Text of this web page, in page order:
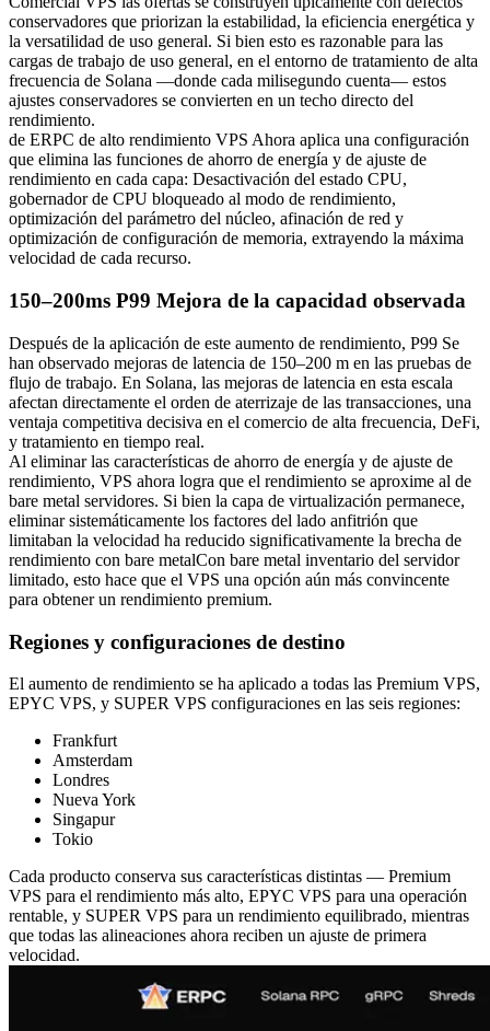
conservadores que priorizan la estabilidad, la eficiencia energética y
la versatilidad de uso general. Si bien esto es razonable para las
cargas de trabajo de uso general, en el entorno de tratamiento de alta
frecuencia de Solana —donde cada milisegundo cuenta— estos
ajustes conservadores se convierten en un techo directo del
rendimiento.
de ERPC de alto rendimiento VPS Ahora aplica una configuración
que elimina las funciones de ahorro de energía y de ajuste de
rendimiento en cada capa: Desactivación del estado CPU,
gobernador de CPU bloqueado al modo de rendimiento,
optimización del parámetro del núcleo, afinación de red y
optimización de configuración de memoria, extrayendo la máxima
velocidad de cada recurso.
150–200ms P99 Mejora de la capacidad observada
Después de la aplicación de este aumento de rendimiento, P99 Se
han observado mejoras de latencia de 150–200 m en las pruebas de
flujo de trabajo. En Solana, las mejoras de latencia en esta escala
afectan directamente el orden de aterrizaje de las transacciones, una
ventaja competitiva decisiva en el comercio de alta frecuencia, DeFi,
y tratamiento en tiempo real.
Al eliminar las características de ahorro de energía y de ajuste de
rendimiento, VPS ahora logra que el rendimiento se aproxime al de
bare metal servidores. Si bien la capa de virtualización permanece,
eliminar sistemáticamente los factores del lado anfitrión que
limitaban la velocidad ha reducido significativamente la brecha de
rendimiento con bare metalCon bare metal inventario del servidor
limitado, esto hace que el VPS una opción aún más convincente
para obtener un rendimiento premium.
Regiones y configuraciones de destino
El aumento de rendimiento se ha aplicado a todas las Premium VPS,
EPYC VPS, y SUPER VPS configuraciones en las seis regiones:
Frankfurt
Amsterdam
Londres
Nueva York
Singapur
Tokio
Cada producto conserva sus características distintas — Premium
VPS para el rendimiento más alto, EPYC VPS para una operación
rentable, y SUPER VPS para un rendimiento equilibrado, mientras
que todas las alineaciones ahora reciben un ajuste de primera
velocidad.